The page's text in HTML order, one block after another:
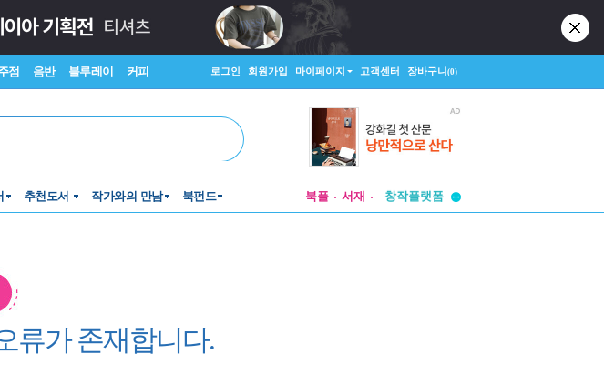
점 음반 블루레이 커피 로그인 회원가입 마이페이지 고객센터 장바구니(0)
추천도서 작가와의 만남 북펀드 북플 서재
창작플랫폼
투비컨티뉴드
류가 존재합니다.